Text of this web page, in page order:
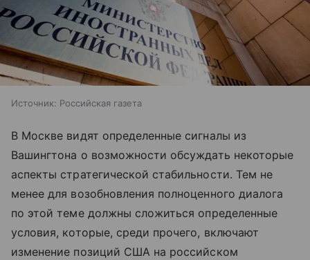
Источник: Российская газета
В Москве видят определенные сигналы из
Вашингтона о возможности обсуждать некоторые
аспекты стратегической стабильности. Тем не
менее для возобновления полноценного диалога
по этой теме должны сложиться определенные
условия, которые, среди прочего, включают
изменение позиций США на российском